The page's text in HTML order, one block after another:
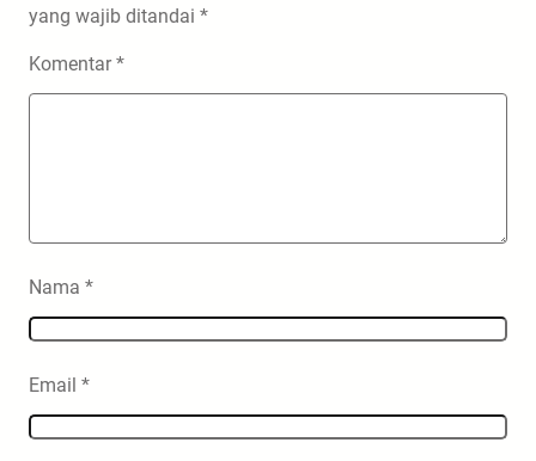
yang wajib ditandai *
Komentar*
Nama *
Email *